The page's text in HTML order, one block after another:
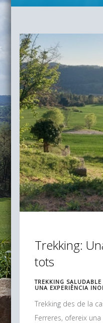
Trekking:
tots
TREKKING
UNA EXPERIÈNCIA
Trekking des de la
Ferreres, ofereix